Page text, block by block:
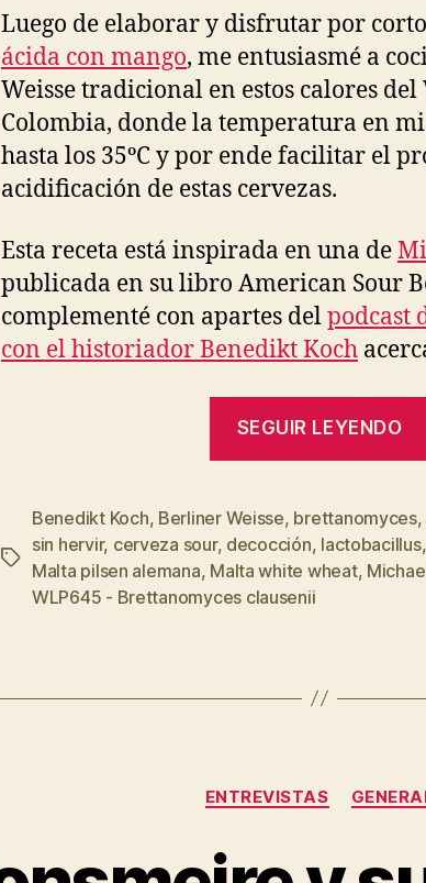
Luego de elaborar y disfrutar por
ácida con mango, me entusiasmé a
Weisse tradicional en estos calores del
Colombia, donde la temperatura en
hasta los 35ºC y por ende facilitar el
acidificación de estas cervezas.
Esta receta está inspirada en una de
publicada en su libro American Sour
complementé con apartes delpodcast
con el historiador Benedikt Koch
SEGUIR LEYENDO
Etiquetas
Benedikt Koch, Berliner Weisse, brettanomyces,
sin hervir, cerveza sour, decocción, lactobacillus,
Malta pilsen alemana, Malta white wheat,
WLP645 - Brettanomyces clausenii
Categorías
ENTREVISTAS